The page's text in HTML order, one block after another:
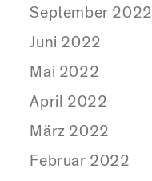
September 2022
Juni 2022
Mai 2022
April 2022
März 2022
Februar 2022